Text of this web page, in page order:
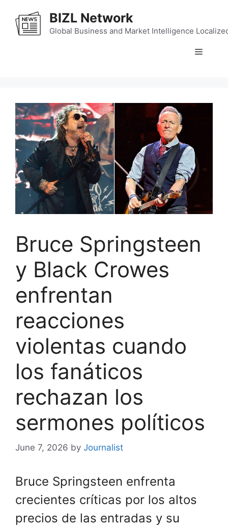
content
BIZL Network
Global Business and Market Intelligence
Menu
Bruce Springsteen
y Black Crowes
enfrentan
reacciones
violentas cuando
los fanáticos
rechazan los
sermones políticos
June 7, 2026 by Journalist
Bruce Springsteen enfrenta
crecientes críticas por los altos
precios de las entradas y su